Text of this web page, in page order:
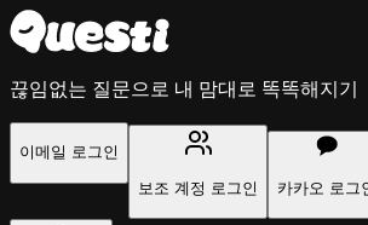
끊임없는 질문으로 내 맘대로 똑똑해지기
이메일 로그인
보조 계정 로그인
카카오 로그